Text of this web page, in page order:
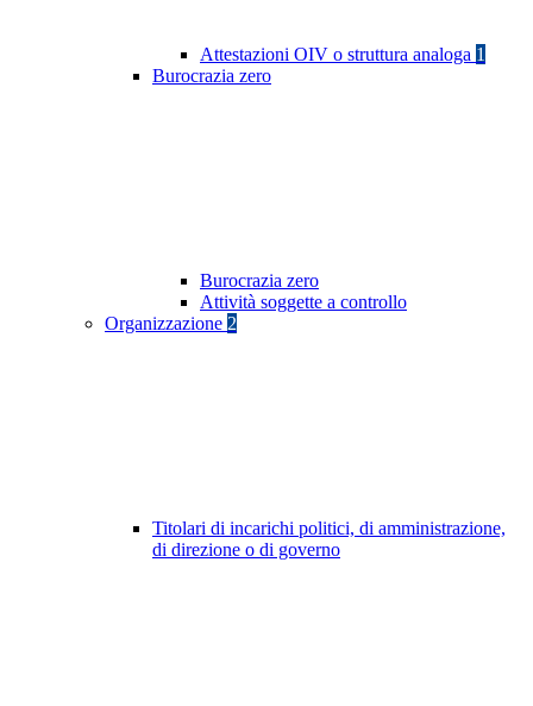
Attestazioni OIV o struttura analoga 1
Burocrazia zero
Burocrazia zero
Attività soggette a controllo
Organizzazione 2
Titolari di incarichi politici, di amministrazione,
di direzione o di governo